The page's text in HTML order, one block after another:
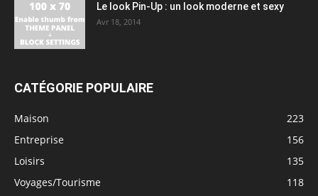
Le look Pin-Up : un look moderne et sexy
Avr 18, 2014
CATÉGORIE POPULAIRE
Maison
223
Entreprise
156
Loisirs
135
Voyages/Tourisme
118